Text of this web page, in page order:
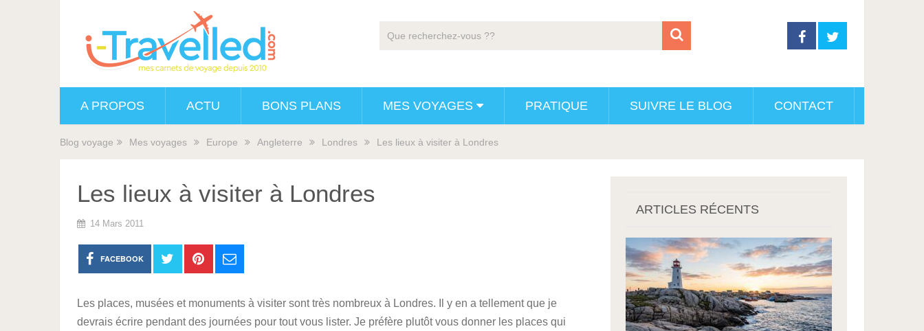
A PROPOS ACTU BONS PLANS MES VOYAGES PRATIQUE SUIVRE LE BLOG CONTACT
Blog voyage Mes voyages Europe Angleterre Londres Les lieux à visiter à Londres
Les lieux à visiter à Londres
14 Mars 2011
FACEBOOK
Les places, musées et monuments à visiter sont très nombreux à Londres. Il y en a tellement que je
devrais écrire pendant des journées pour tout vous lister. Je préfère plutôt vous donner les places qui
ARTICLES RÉCENTS